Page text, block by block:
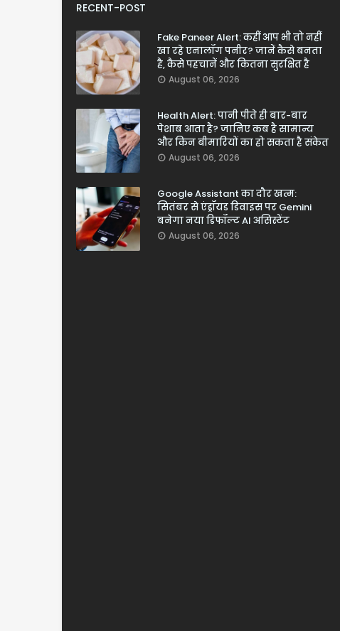
RECENT-POST
Fake Paneer Alert: कहीं आप भी तो नहीं
खा रहे एनालॉग पनीर? जानें कैसे बनता
है, कैसे पहचानें और कितना सुरक्षित है
August 06, 2026
Health Alert: पानी पीते ही बार-बार
पेशाब आता है? जानिए कब है सामान्य
और किन बीमारियों का हो सकता है संकेत
August 06, 2026
Google Assistant का दौर खत्म:
सितंबर से एंड्रॉयड डिवाइस पर Gemini
बनेगा नया डिफॉल्ट AI असिस्टेंट
August 06, 2026